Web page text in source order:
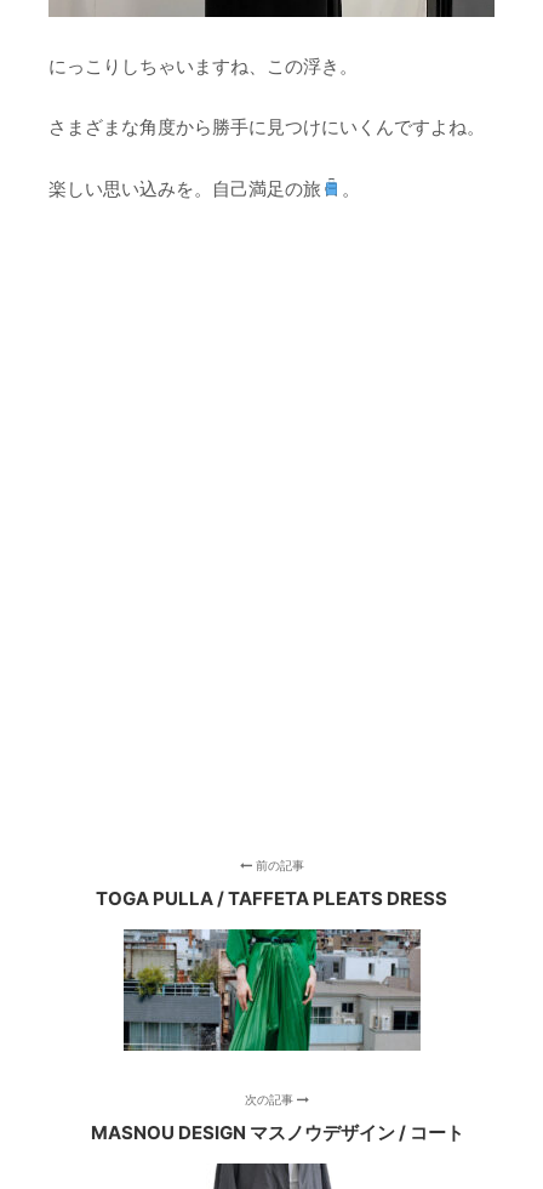
にっこりしちゃいますね、この浮き。
さまざまな角度から勝手に見つけにいくんですよね。
楽しい思い込みを。自己満足の旅 。
前の記事
TOGA PULLA / TAFFETA PLEATS DRESS
次の記事
MASNOU DESIGN マスノウデザイン / コート